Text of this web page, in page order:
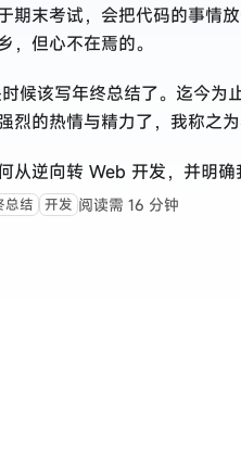
期末考试，会把代码的事情
，但心不在焉的。
候该写年终总结了。迄今
烈的热情与精力了，我称之为
从逆向转 Web 开发，并明
总结 开发 阅读需 16 分钟